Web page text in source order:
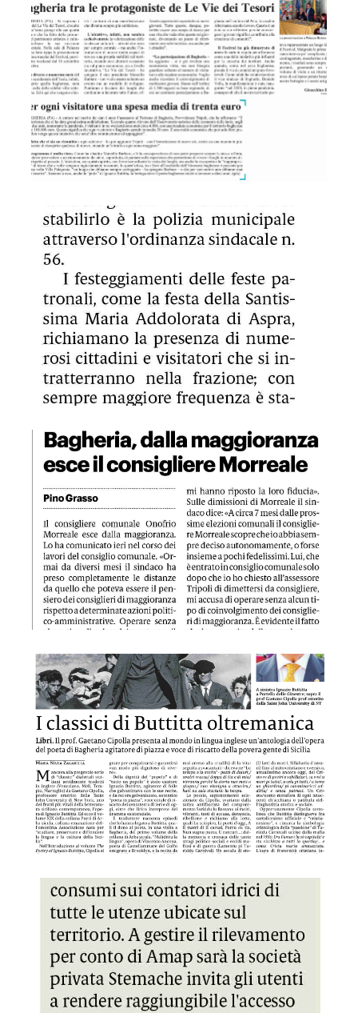
GDS 14/09/2023 Aspra vietata la vendita di alcolici per la
GDS 14/09/2023 Bagheria dalla maggioranza esce il
LA SIC 14/09/2023 I classici di Buttitta oltremanica
GDS 16/09/2023 Contatori dell'acqua controlli a tappeto